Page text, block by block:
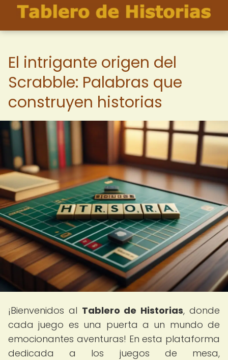
El intrigante origen del
Scrabble: Palabras que
construyen historias
¡Bienvenidos al Tablero de Historias, donde
cada juego es una puerta a un mundo de
emocionantes aventuras! En esta plataforma
dedicada a los juegos de mesa,